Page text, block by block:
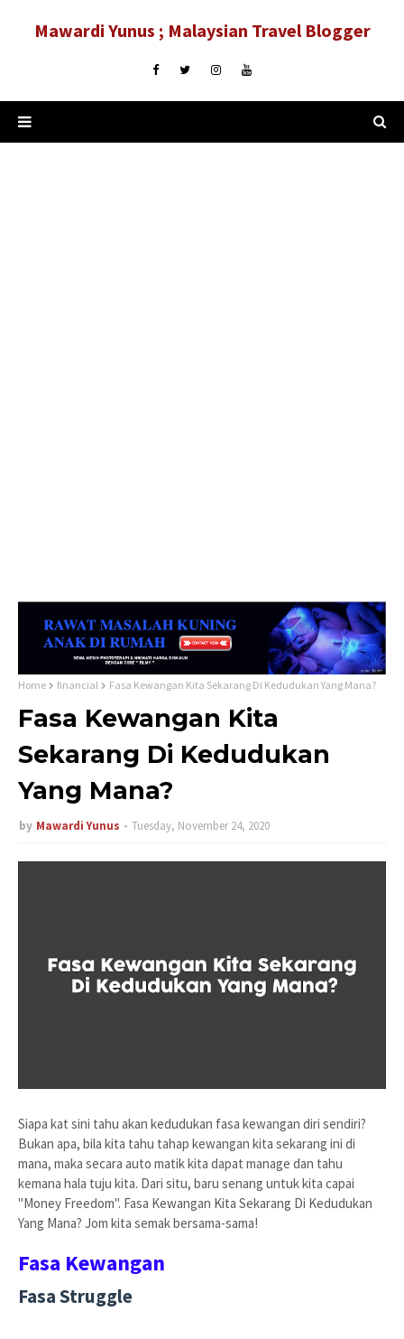
Mawardi Yunus ; Malaysian Travel Blogger
Home financial Fasa Kewangan Kita Sekarang Di Kedudukan Yang Mana?
Fasa Kewangan Kita
Sekarang Di Kedudukan
Yang Mana?
by Mawardi Yunus Tuesday, November 24, 2020
Siapa kat sini tahu akan kedudukan fasa kewangan diri sendiri?
Bukan apa, bila kita tahu tahap kewangan kita sekarang ini di
mana, maka secara auto matik kita dapat manage dan tahu
kemana hala tuju kita. Dari situ, baru senang untuk kita capai
"Money Freedom". Fasa Kewangan Kita Sekarang Di Kedudukan
Yang Mana? Jom kita semak bersama-sama!
Fasa Kewangan
Fasa Struggle